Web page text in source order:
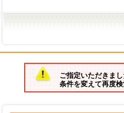
ご指定いただきま
条件を変えて再度検